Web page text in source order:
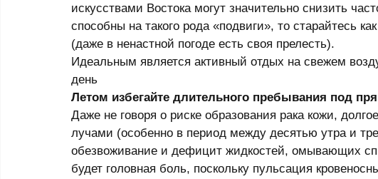
искусствами Востока могут значительно снизить
способны на такого рода «подвиги», то старайтесь
(даже в ненастной погоде есть своя прелесть).
Идеальным является ак­­­тивный отдых на свежем
день
Летом избегайте длительного пребывания под
Даже не говоря о риске образования рака кожи,
лучами (особенно в период между десятью утра и
обезвоживание и дефицит жидкостей, омывающих
будет головная боль, поскольку пульсация